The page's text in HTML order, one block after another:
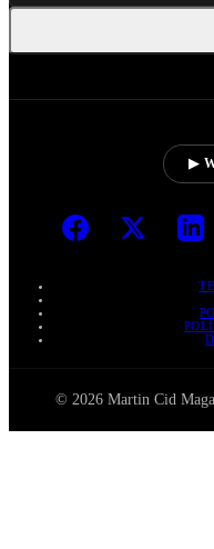
▶
© 2026 Martin Cid